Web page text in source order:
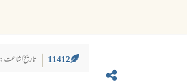
11412 تاریخ اشاعت : 2024-05-26